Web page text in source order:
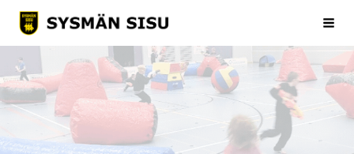
Siirry
sivun
Sysmän Sisu